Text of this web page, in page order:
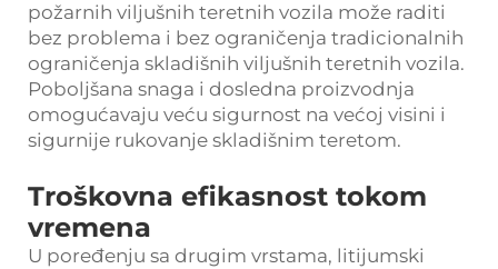
požarnih viljušnih teretnih vozila može raditi
bez problema i bez ograničenja tradicionalnih
ograničenja skladišnih viljušnih teretnih vozila.
Poboljšana snaga i dosledna proizvodnja
omogućavaju veću sigurnost na većoj visini i
sigurnije rukovanje skladišnim teretom.
Troškovna efikasnost tokom
vremena
U poređenju sa drugim vrstama, litijumski